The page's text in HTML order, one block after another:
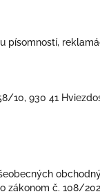
písomností,
10, 930 41
zákonom č. 108/